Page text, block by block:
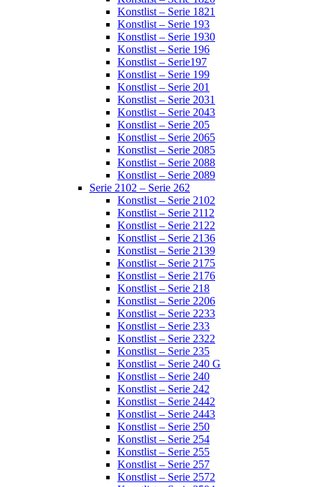
Konstlist – Serie 1821
Konstlist – Serie 193
Konstlist – Serie 1930
Konstlist – Serie 196
Konstlist – Serie197
Konstlist – Serie 199
Konstlist – Serie 201
Konstlist – Serie 2031
Konstlist – Serie 2043
Konstlist – Serie 205
Konstlist – Serie 2065
Konstlist – Serie 2085
Konstlist – Serie 2088
Konstlist – Serie 2089
Serie 2102 – Serie 262
Konstlist – Serie 2102
Konstlist – Serie 2112
Konstlist – Serie 2122
Konstlist – Serie 2136
Konstlist – Serie 2139
Konstlist – Serie 2175
Konstlist – Serie 2176
Konstlist – Serie 218
Konstlist – Serie 2206
Konstlist – Serie 2233
Konstlist – Serie 233
Konstlist – Serie 2322
Konstlist – Serie 235
Konstlist – Serie 240 G
Konstlist – Serie 240
Konstlist – Serie 242
Konstlist – Serie 2442
Konstlist – Serie 2443
Konstlist – Serie 250
Konstlist – Serie 254
Konstlist – Serie 255
Konstlist – Serie 257
Konstlist – Serie 2572